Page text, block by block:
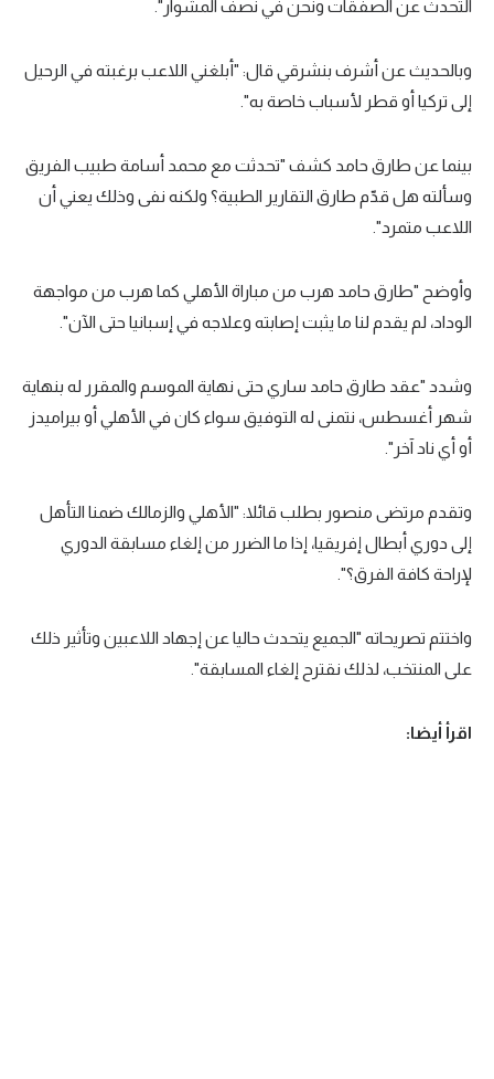
تقرير في الجول
حكايات في الجول
كويز في الجول
التحدث عن الصفقات ونحن في نصف المشوار".
وبالحديث عن أشرف بنشرقي قال: "أبلغني اللاعب برغبته في الرحيل
إلى تركيا أو قطر لأسباب خاصة به".
بينما عن طارق حامد كشف "تحدثت مع محمد أسامة طبيب الفريق
وسألته هل قدّم طارق التقارير الطبية؟ ولكنه نفى وذلك يعني أن
اللاعب متمرد".
وأوضح "طارق حامد هرب من مباراة الأهلي كما هرب من مواجهة
الوداد، لم يقدم لنا ما يثبت إصابته وعلاجه في إسبانيا حتى الآن".
وشدد "عقد طارق حامد ساري حتى نهاية الموسم والمقرر له بنهاية
شهر أغسطس، نتمنى له التوفيق سواء كان في الأهلي أو بيراميدز
أو أي ناد آخر".
وتقدم مرتضى منصور بطلب قائلا: "الأهلي والزمالك ضمنا التأهل
إلى دوري أبطال إفريقيا، إذا ما الضرر من إلغاء مسابقة الدوري
لإراحة كافة الفرق؟".
واختتم تصريحاته "الجميع يتحدث حاليا عن إجهاد اللاعبين وتأثير ذلك
على المنتخب، لذلك نقترح إلغاء المسابقة".
اقرأ أيضا: